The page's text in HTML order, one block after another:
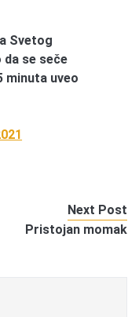
Svetog
da se seče
minuta uveo
Next Post
Pristojan momak